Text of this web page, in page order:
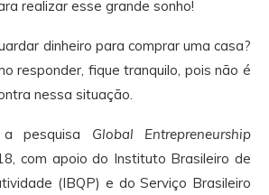
realizar esse grande sonho!
dinheiro para comprar uma casa?
responder, fique tranquilo, pois não é
nessa situação.
pesquisa Global Entrepreneurship
com apoio do Instituto Brasileiro de
(IBQP) e do Serviço Brasileiro